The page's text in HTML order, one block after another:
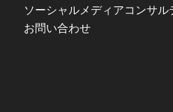
ソーシャルメディアコンサル
お問い合わせ